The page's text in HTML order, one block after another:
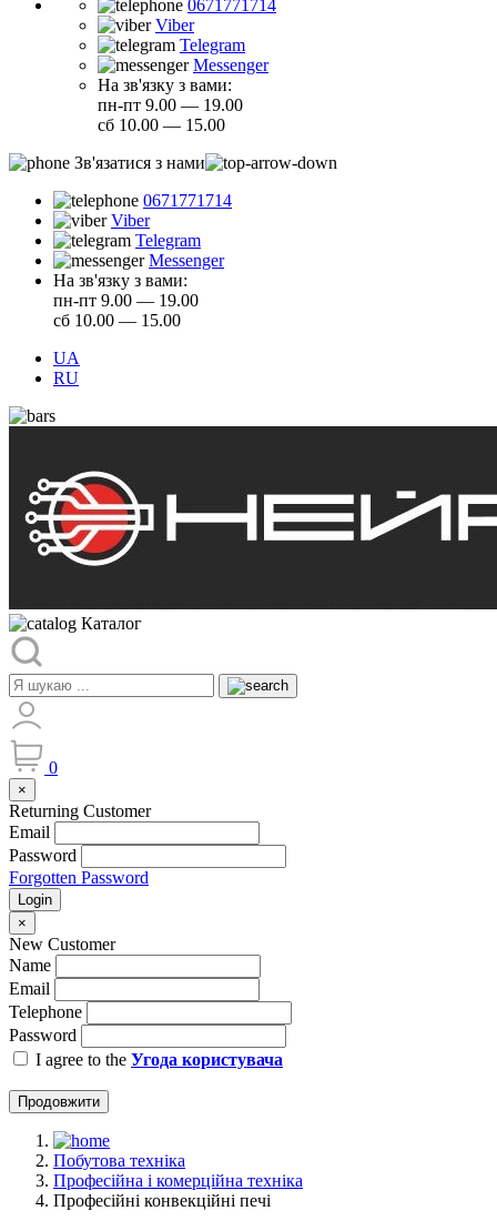
0671771714
Viber
Telegram
Messenger
На зв'язку з вами:
пн-пт 9.00 — 19.00
сб 10.00 — 15.00
Зв'язатися з нами
0671771714
Viber
Telegram
Messenger
На зв'язку з вами:
пн-пт 9.00 — 19.00
сб 10.00 — 15.00
UA
RU
Каталог
0
×
Returning Customer
Email
Password
Forgotten Password
Login
×
New Customer
Name
Email
Telephone
Password
I agree to the Угода користувача
Продовжити
Побутова техніка
Професійна і комерційна техніка
Професійні конвекційні печі